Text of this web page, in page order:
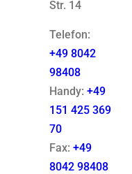
Str. 14
Telefon:
+49 8042
98408
Handy: +49
151 425 369
70
Fax: +49
8042 98408